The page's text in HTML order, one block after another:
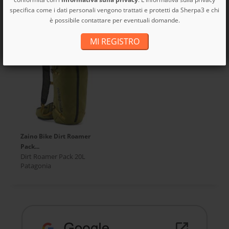
specifica come i dati personali vengono trattati e protetti da Sherpa3 e chi
è possibile contattare per eventuali domande.
MI REGISTRO
SCOPRI I NOSTRI BUONI
Black Hole Wheeled Duffel
100L Patagonia
Zaino Bike Dirt Roamer
Pack...
Dirt Roamer Pack 20L
Patagonia